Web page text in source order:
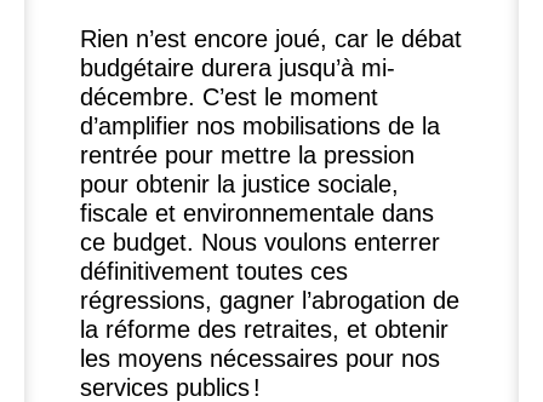
Rien n’est encore joué, car le débat
budgétaire durera jusqu’à mi-
décembre. C’est le moment
d’amplifier nos mobilisations de la
rentrée pour mettre la pression
pour obtenir la justice sociale,
fiscale et environnementale dans
ce budget. Nous voulons enterrer
définitivement toutes ces
régressions, gagner l’abrogation de
la réforme des retraites, et obtenir
les moyens nécessaires pour nos
services publics!